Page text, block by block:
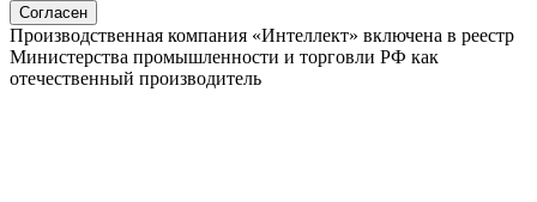
Согласен
Производственная компания «Интеллект» включена в реестр
Министерства промышленности и торговли РФ как
отечественный производитель